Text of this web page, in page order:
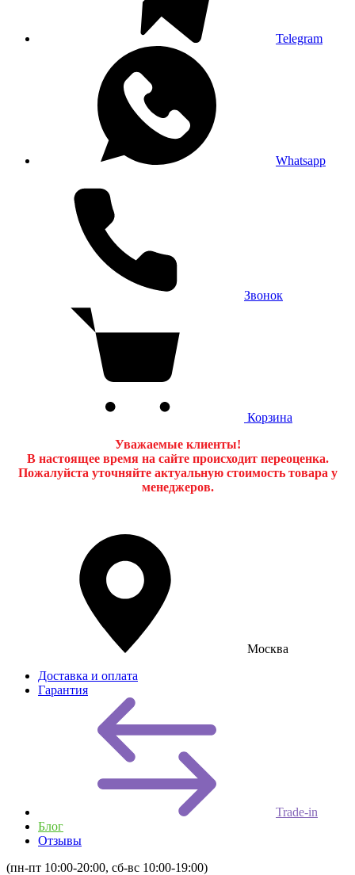
Telegram
Whatsapp
Звонок
Корзина
Уважаемые клиенты!
В настоящее время на сайте происходит переоценка.
Пожалуйста уточняйте актуальную стоимость товара у
менеджеров.
Москва
Доставка и оплата
Гарантия
Trade-in
Блог
Отзывы
(пн-пт 10:00-20:00, сб-вс 10:00-19:00)